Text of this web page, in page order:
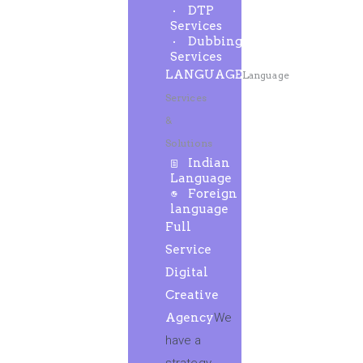
DTP
Services
Dubbing
Services
LANGUAGELanguage
Services
&
Solutions
Indian
Language
Foreign
language
Full
Service
Digital
Creative
AgencyWe
have a